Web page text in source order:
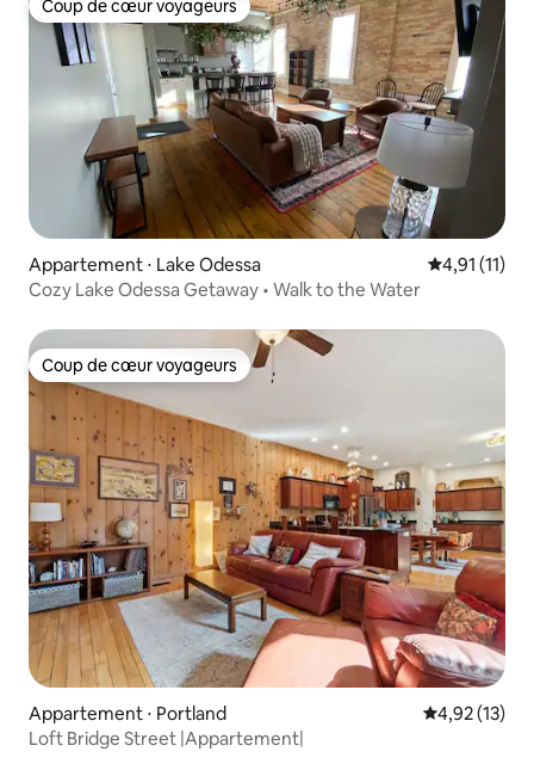
Coup de cœur voyageurs
Coup de cœur voyageurs
Appartement ⋅ Lake Odessa Évaluation
4,91 (11)
Cozy Lake Odessa Getaway • Walk to the Water
Coup de cœur voyageurs
Coup de cœur voyageurs
Appartement ⋅ Portland Évaluation
4,92 (13)
Loft Bridge Street |Appartement|